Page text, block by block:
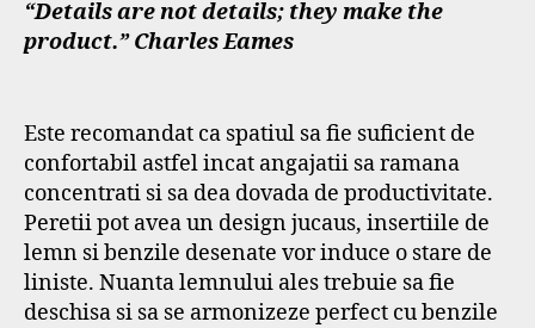
“Details are not details; they make the
product.” Charles Eames
Este recomandat ca spatiul sa fie suficient de
confortabil astfel incat angajatii sa ramana
concentrati si sa dea dovada de productivitate.
Peretii pot avea un design jucaus, insertiile de
lemn si benzile desenate vor induce o stare de
liniste. Nuanta lemnului ales trebuie sa fie
deschisa si sa se armonizeze perfect cu benzile